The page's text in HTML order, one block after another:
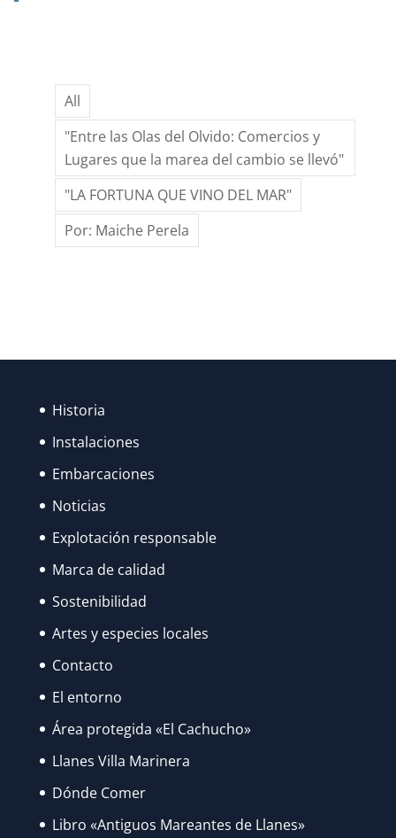
ANA?
All
"Entre las Olas del Olvido: Comercios y
Lugares que la marea del cambio se llevó"
"LA FORTUNA QUE VINO DEL MAR"
Por: Maiche Perela
Historia
Instalaciones
Embarcaciones
Noticias
Explotación responsable
Marca de calidad
Sostenibilidad
Artes y especies locales
Contacto
El entorno
Área protegida «El Cachucho»
Llanes Villa Marinera
Dónde Comer
Libro «Antiguos Mareantes de Llanes»